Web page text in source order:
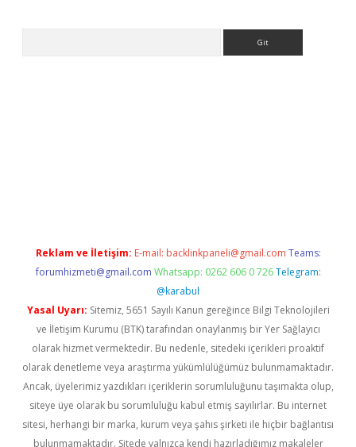
Reklam ve İletişim: E-mail: backlinkpaneli@gmail.com Teams:
forumhizmeti@gmail.com Whatsapp: 0262 606 0 726 Telegram:
@karabul
Yasal Uyarı: Sitemiz, 5651 Sayılı Kanun gereğince Bilgi Teknolojileri
ve İletişim Kurumu (BTK) tarafından onaylanmış bir Yer Sağlayıcı
olarak hizmet vermektedir. Bu nedenle, sitedeki içerikleri proaktif
olarak denetleme veya araştırma yükümlülüğümüz bulunmamaktadır.
Ancak, üyelerimiz yazdıkları içeriklerin sorumluluğunu taşımakta olup,
siteye üye olarak bu sorumluluğu kabul etmiş sayılırlar. Bu internet
sitesi, herhangi bir marka, kurum veya şahıs şirketi ile hiçbir bağlantısı
bulunmamaktadır. Sitede yalnızca kendi hazırladığımız makaleler